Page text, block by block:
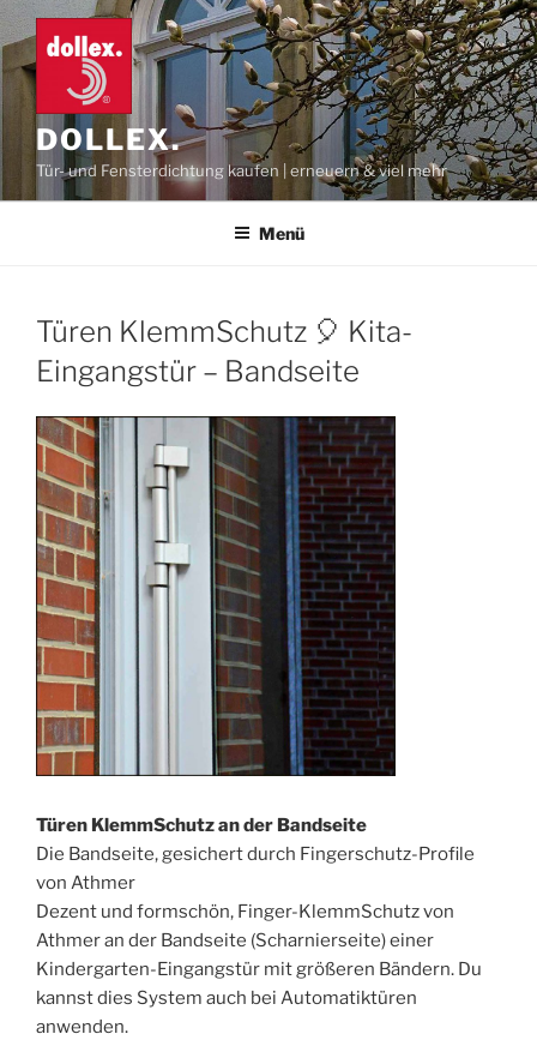
Zum
Inhalt
springen
DOLLEX.
Tür- und Fensterdichtung kaufen | erneuern & viel mehr
Menü
Türen KlemmSchutz 🎈 Kita-
Eingangstür – Bandseite
Türen KlemmSchutz an der Bandseite
Die Bandseite, gesichert durch Fingerschutz-Profile
von Athmer
Dezent und formschön, Finger-KlemmSchutz von
Athmer an der Bandseite (Scharnierseite) einer
Kindergarten-Eingangstür mit größeren Bändern. Du
kannst dies System auch bei Automatiktüren
anwenden.